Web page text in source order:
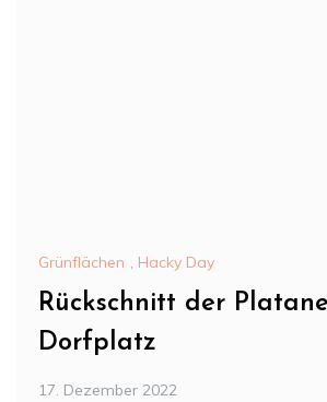
Grünflächen , Hacky Day
Rückschnitt der
Dorfplatz
17. Dezember 2022